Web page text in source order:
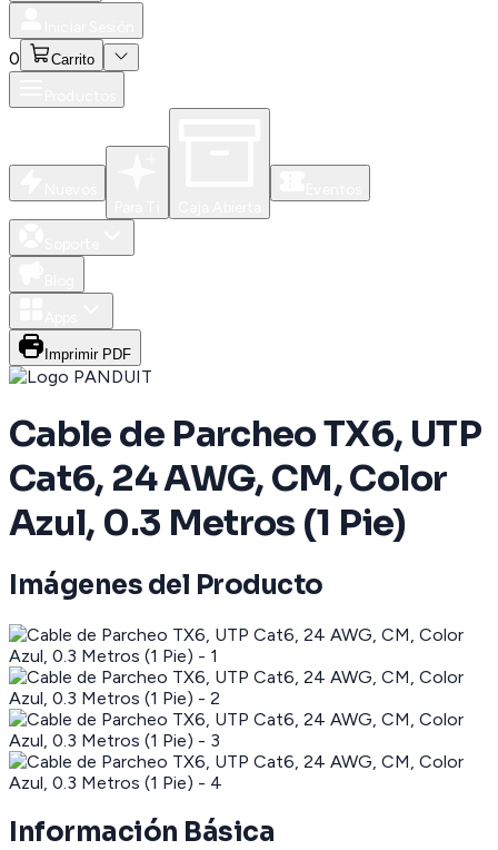
0 Carrito
Imprimir PDF
Cable de Parcheo TX6, UTP
Cat6, 24 AWG, CM, Color
Azul, 0.3 Metros (1 Pie)
Imágenes del Producto
Información Básica